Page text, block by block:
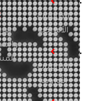
الدراسات
الأمريكية
الدراسات
الأوروبية